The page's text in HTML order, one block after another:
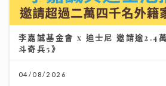
李嘉誠基金會 x 迪士尼 邀請逾2.4
斗奇兵5》
04/08/2026